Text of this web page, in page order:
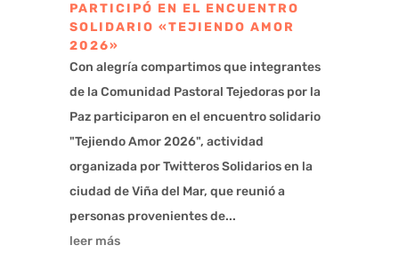
PARTICIPÓ EN EL ENCUENTRO
SOLIDARIO «TEJIENDO AMOR
2026»
Con alegría compartimos que integrantes
de la Comunidad Pastoral Tejedoras por la
Paz participaron en el encuentro solidario
"Tejiendo Amor 2026", actividad
organizada por Twitteros Solidarios en la
ciudad de Viña del Mar, que reunió a
personas provenientes de...
leer más